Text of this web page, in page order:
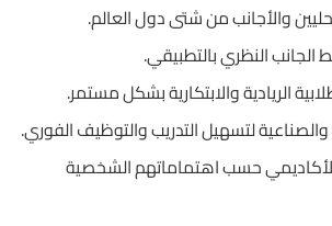
والأجانب من شتى دول العالم.
النظري بالتطبيقي.
الريادية والابتكارية بشكل مستمر.
لتسهيل التدريب والتوظيف الفوري.
الأكاديمي حسب اهتماماتهم الشخصية